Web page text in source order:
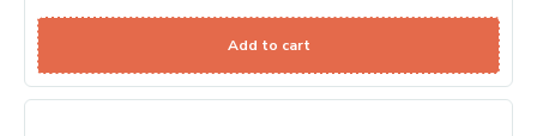
Add to cart